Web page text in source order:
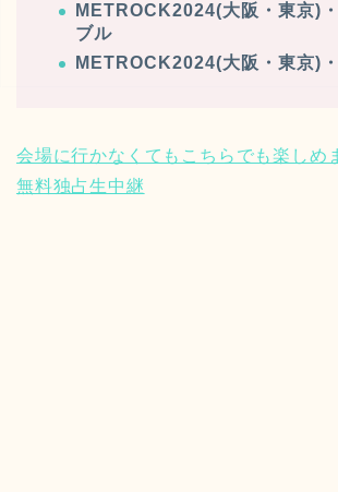
METROCK2024(大阪・東京)
ブル
METROCK2024(大阪・東京)
会場に行かなくてもこちらでも楽しめ
無料独占生中継